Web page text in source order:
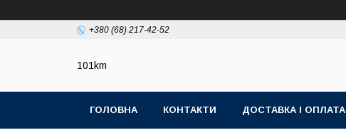
+380 (68) 217-42-52
101km
ГОЛОВНА КОНТАКТИ ДОСТАВКА І ОПЛАТА